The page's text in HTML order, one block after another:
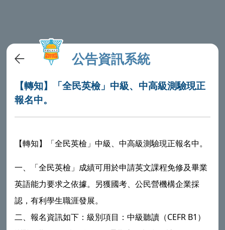
公告資訊系統
【轉知】「全民英檢」中級、中高級測驗現正
報名中。
【轉知】「全民英檢」中級、中高級測驗現正報名中。
一、「全民英檢」成績可用於申請英文課程免修及畢業
英語能力要求之依據。另獲國考、公民營機構企業採
認，有利學生職涯發展。
二、報名資訊如下：級別項目：中級聽讀（CEFR B1 ）